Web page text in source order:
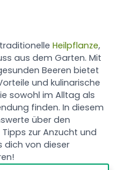
traditionelleHeilpflanze,
aus dem Garten. Mit
Beeren bietet
und kulinarische
sowohl im Alltag als
finden. In diesem
über den
zur Anzucht und
dich von dieser